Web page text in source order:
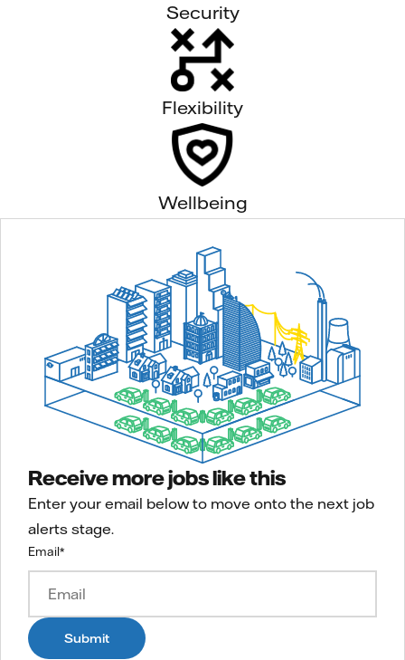
Security
Flexibility
Wellbeing
Receive more jobs like this
Enter your email below to move onto the next job
alerts stage.
Email*
Submit